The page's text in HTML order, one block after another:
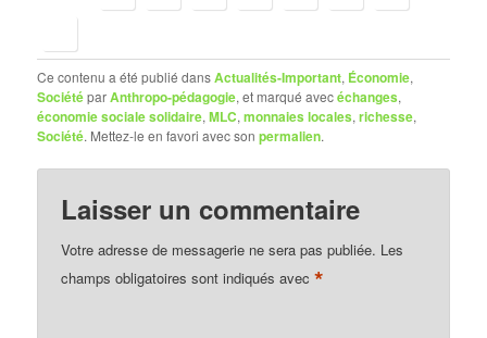
Ce contenu a été publié dansActualités-Important, Économie,
SociétéparAnthropo-pédagogie, et marqué avecéchanges,
économie sociale solidaire,MLC,monnaies locales,richesse,
Société. Mettez-le en favori avec sonpermalien.
Laisser un commentaire
Votre adresse de messagerie ne sera pas publiée. Les
champs obligatoires sont indiqués avec*